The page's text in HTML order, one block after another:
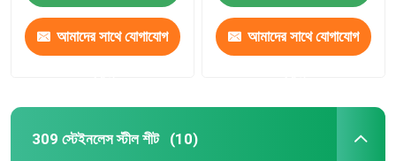
আমাদের সাথে যোগাযোগ আমাদের সাথে যোগাযোগ
309 স্টেইনলেস স্টীল শীট (10)